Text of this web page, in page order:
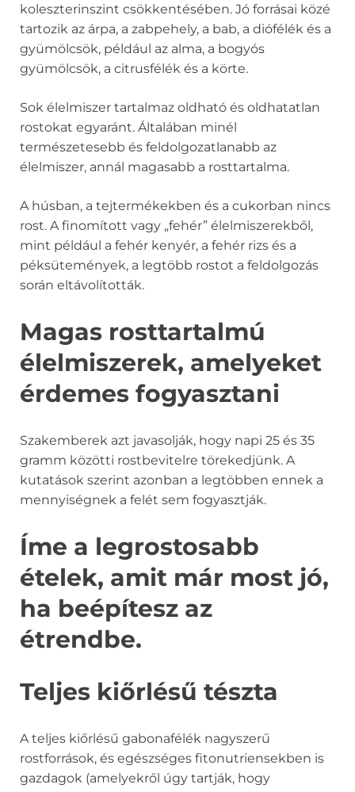
koleszterinszint csökkentésében. Jó forrásai közé
tartozik az árpa, a zabpehely, a bab, a diófélék és a
gyümölcsök, például az alma, a bogyós
gyümölcsök, a citrusfélék és a körte.
Sok élelmiszer tartalmaz oldható és oldhatatlan
rostokat egyaránt. Általában minél
természetesebb és feldolgozatlanabb az
élelmiszer, annál magasabb a rosttartalma.
A húsban, a tejtermékekben és a cukorban nincs
rost. A finomított vagy „fehér” élelmiszerekből,
mint például a fehér kenyér, a fehér rizs és a
péksütemények, a legtöbb rostot a feldolgozás
során eltávolították.
Magas rosttartalmú
élelmiszerek, amelyeket
érdemes fogyasztani
Szakemberek azt javasolják, hogy napi 25 és 35
gramm közötti rostbevitelre törekedjünk. A
kutatások szerint azonban a legtöbben ennek a
mennyiségnek a felét sem fogyasztják.
Íme a legrostosabb
ételek, amit már most jó,
ha beépítesz az
étrendbe.
Teljes kiőrlésű tészta
A teljes kiőrlésű gabonafélék nagyszerű
rostforrások, és egészséges fitonutriensekben is
gazdagok (amelyekről úgy tartják, hogy